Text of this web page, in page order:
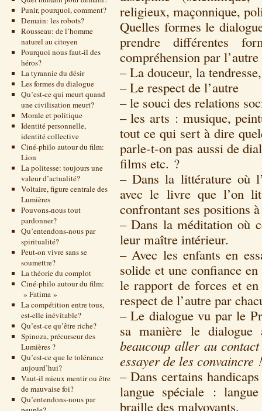
Punir, pourquoi, comment?
Demain: les robots?
Rousseau: de l’homme
naturel au citoyen
Pourquoi nous faut-il des
héros?
La tyrannie du désir
Les formes du dialogue
Qu’est-ce qui meurt quand
une civilisation meurt?
Morale et politique
Identité personnelle,
identité collective
Ciné-philo autour du film:
Lion
La politesse: toujours une
valeur d’actualité?
Voltaire, figure centrale des
Lumières
Pouvons-nous tout
pardonner?
Qu’entendons-nous par
spiritualité?
Peut-on vivre sans se
soumettre?
La théorie du complot
Ciné-philo autour du film:
» Fatima »
La compétition entre tous,
est-elle inévitable?
Qu’est-ce qu’être riche?
Spinoza, précurseur des
Lumières ?
Qu’est-ce que le tolérance
aujourd’hui?
Vaut-il mieux mentir ou être
de mauvaise foi?
Qu’entendons-nous par
religieux, maçonnique,
Quelles formes le
prendre différentes
compréhension par
– La douceur, la tendresse,
– Le respect de l’autre
– le souci des relations
– les arts : musique,
tout ce qui sert à dire
parle-t-on pas aussi de
films etc. ?
– Dans la littérature où
avec le livre que l’on
confrontant ses positions
– Dans la méditation où
leur maître intérieur.
– Avec les enfants en
solide et une confiance
le rapport de forces et
respect de l’autre par
– Le dialogue vu par le
sa manière le
beaucoup aller au
essayer de les convaincre
– Dans certains
langue spéciale :
braille des malvoyants.